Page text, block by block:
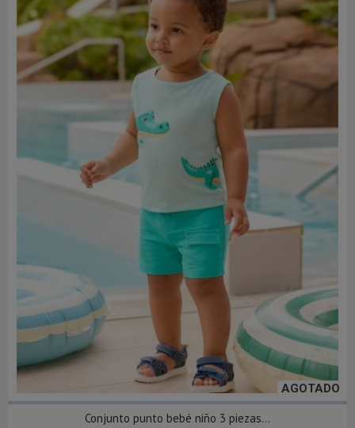
AGOTADO
Conjunto punto bebé niño 3 piezas...